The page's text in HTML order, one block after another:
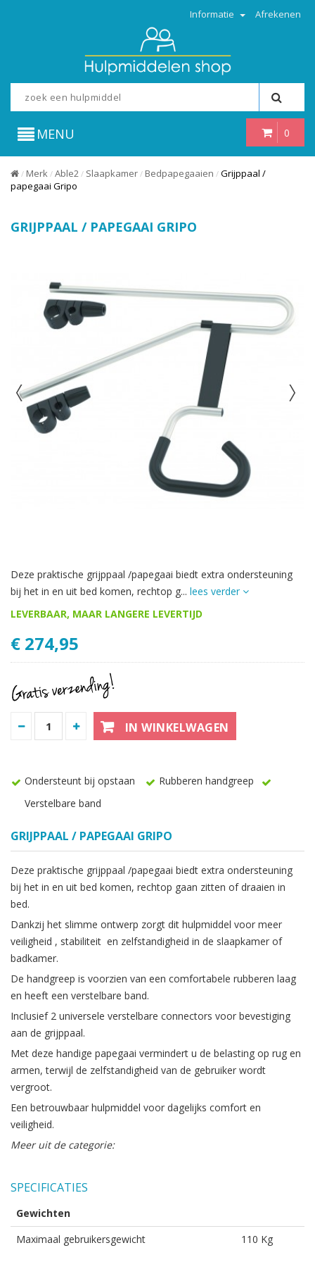
Informatie Afrekenen
0
MENU
/ Merk / Able2 / Slaapkamer / Bedpapegaaien / Grijppaal /
papegaai Gripo
GRIJPPAAL / PAPEGAAI GRIPO
Deze praktische grijppaal /papegaai biedt extra ondersteuning
bij het in en uit bed komen, rechtop g... lees verder
LEVERBAAR, MAAR LANGERE LEVERTIJD
€ 274,95
IN WINKELWAGEN
Ondersteunt bij opstaan
Rubberen handgreep
Verstelbare band
GRIJPPAAL / PAPEGAAI GRIPO
Deze praktische grijppaal /papegaai biedt extra ondersteuning
bij het in en uit bed komen, rechtop gaan zitten of draaien in
bed.
Dankzij het slimme ontwerp zorgt dit hulpmiddel voor meer
veiligheid , stabiliteit en zelfstandigheid in de slaapkamer of
badkamer.
De handgreep is voorzien van een comfortabele rubberen laag
en heeft een verstelbare band.
Inclusief 2 universele verstelbare connectors voor bevestiging
aan de grijppaal.
Met deze handige papegaai vermindert u de belasting op rug en
armen, terwijl de zelfstandigheid van de gebruiker wordt
vergroot.
Een betrouwbaar hulpmiddel voor dagelijks comfort en
veiligheid.
Meer uit de categorie:
SPECIFICATIES
Gewichten
Maximaal gebruikersgewicht
110 Kg